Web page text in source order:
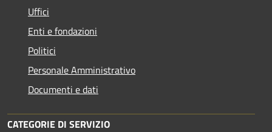
Uffici
Enti e fondazioni
Politici
Personale Amministrativo
Documenti e dati
CATEGORIE DI SERVIZIO